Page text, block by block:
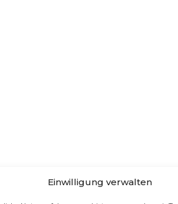
Einwilligung verwalten